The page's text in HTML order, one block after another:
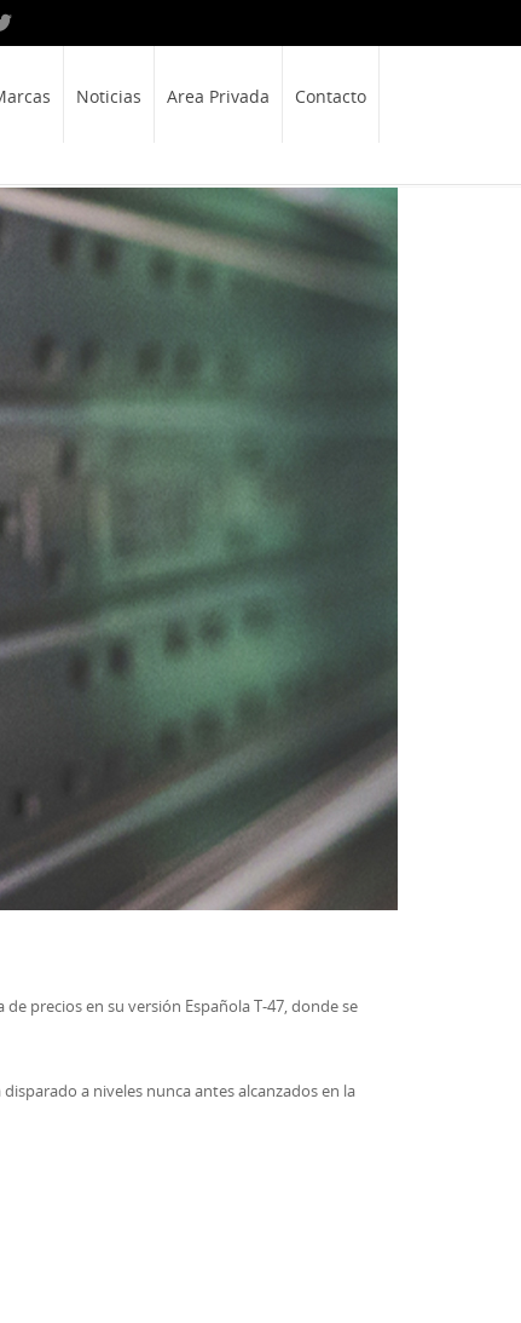
Noticias Area Privada Contacto
precios en su versión Española T-47, donde se
a niveles nunca antes alcanzados en la